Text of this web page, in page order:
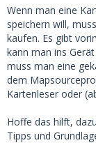
Wenn man eine
speichern will,
kaufen. Es gibt
kann man ins
muss man eine
dem
Kartenleser oder
Hoffe das hilft,
Tipps und